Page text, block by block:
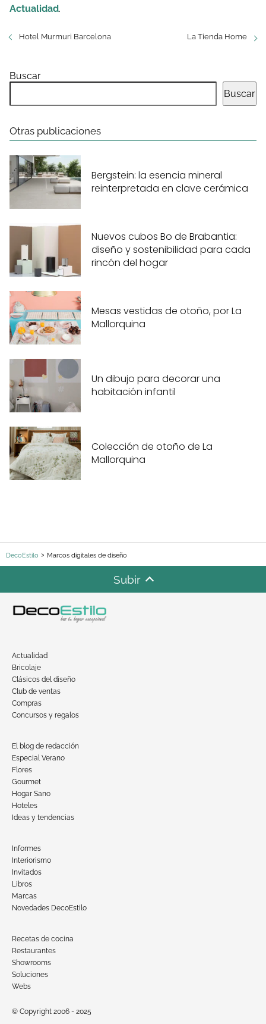
Actualidad.
Hotel Murmuri Barcelona La Tienda Home
Buscar
Buscar
Otras publicaciones
Bergstein: la esencia mineral
reinterpretada en clave cerámica
Nuevos cubos Bo de Brabantia:
diseño y sostenibilidad para cada
rincón del hogar
Mesas vestidas de otoño, por La
Mallorquina
Un dibujo para decorar una
habitación infantil
Colección de otoño de La
Mallorquina
DecoEstilo Marcos digitales de diseño
Subir
Actualidad
Bricolaje
Clásicos del diseño
Club de ventas
Compras
Concursos y regalos
El blog de redacción
Especial Verano
Flores
Gourmet
Hogar Sano
Hoteles
Ideas y tendencias
Informes
Interiorismo
Invitados
Libros
Marcas
Novedades DecoEstilo
Recetas de cocina
Restaurantes
Showrooms
Soluciones
Webs
© Copyright 2006 - 2025